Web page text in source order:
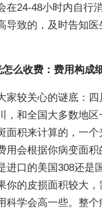
在24-48小时内自行
导致的，及时告知医
怎么收费：费用构成
家较关心的谜底：四
，和全国大多数地区
面积来计算的，一个
用会根据你病变面
进口的美国308还是
你的皮损面积较大
科学会高一些。整